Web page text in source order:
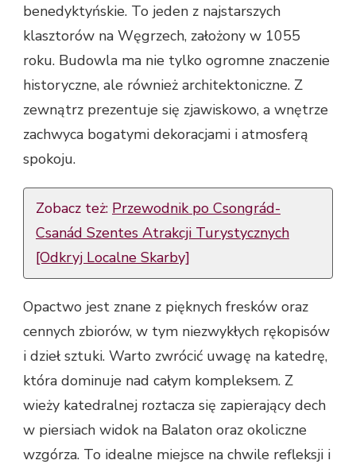
benedyktyńskie. To jeden z najstarszych
klasztorów na Węgrzech, założony w 1055
roku. Budowla ma nie tylko ogromne znaczenie
historyczne, ale również architektoniczne. Z
zewnątrz prezentuje się zjawiskowo, a wnętrze
zachwyca bogatymi dekoracjami i atmosferą
spokoju.
Zobacz też: Przewodnik po Csongrád-
Csanád Szentes Atrakcji Turystycznych
[Odkryj Localne Skarby]
Opactwo jest znane z pięknych fresków oraz
cennych zbiorów, w tym niezwykłych rękopisów
i dzieł sztuki. Warto zwrócić uwagę na katedrę,
która dominuje nad całym kompleksem. Z
wieży katedralnej roztacza się zapierający dech
w piersiach widok na Balaton oraz okoliczne
wzgórza. To idealne miejsce na chwile refleksji i